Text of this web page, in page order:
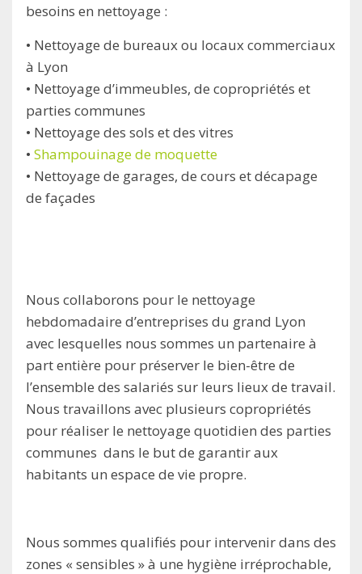
besoins en nettoyage :
• Nettoyage de bureaux ou locaux commerciaux
à Lyon
• Nettoyage d’immeubles, de copropriétés et
parties communes
• Nettoyage des sols et des vitres
• Shampouinage de moquette
• Nettoyage de garages, de cours et décapage
de façades
Nous collaborons pour le nettoyage
hebdomadaire d’entreprises du grand Lyon
avec lesquelles nous sommes un partenaire à
part entière pour préserver le bien-être de
l’ensemble des salariés sur leurs lieux de travail.
Nous travaillons avec plusieurs copropriétés
pour réaliser le nettoyage quotidien des parties
communes dans le but de garantir aux
habitants un espace de vie propre.
Nous sommes qualifiés pour intervenir dans des
zones « sensibles » à une hygiène irréprochable,